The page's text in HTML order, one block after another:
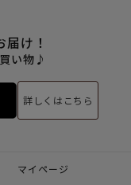
け！
い物♪
詳しくはこちら
マイページ